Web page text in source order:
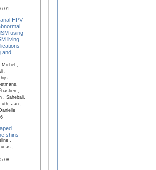
01
HPV
using
living
and
Michel ,
,
,
, Sahebali,
Jan ,
shins
,
,
08